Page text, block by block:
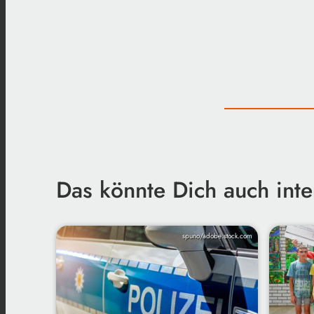
Das könnte Dich auch
spuno/adobe.stock.com